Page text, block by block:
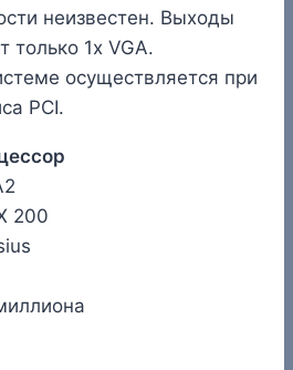
неизвестен. Выходы
только 1x VGA.
осуществляется при
PCI.
200